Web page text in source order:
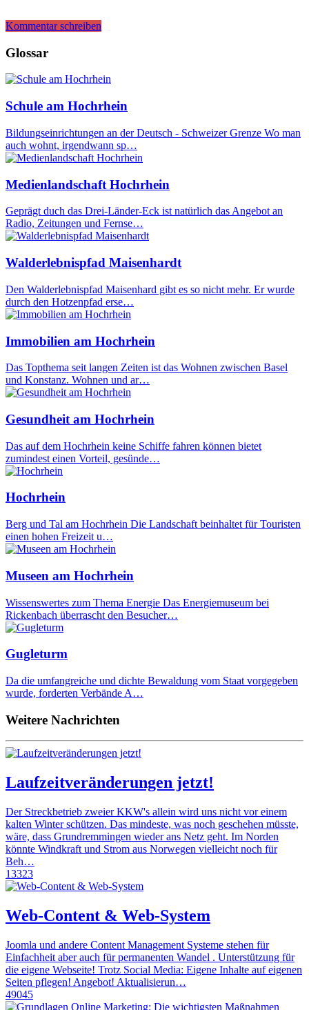
Kommentar schreiben
Glossar
Schule am Hochrhein
Bildungseinrichtungen an der Deutsch - Schweizer Grenze Wo man
auch wohnt, irgendwann sp…
Medienlandschaft Hochrhein
Geprägt duch das Drei-Länder-Eck ist natürlich das Angebot an
Radio, Zeitungen und Fernse…
Walderlebnispfad Maisenhardt
Den Walderlebnispfad Maisenhard gibt es so nicht mehr. Er wurde
durch den Hotzenpfad erse…
Immobilien am Hochrhein
Das Topthema seit langen Zeiten ist das Wohnen zwischen Basel
und Konstanz. Wohnen und ar…
Gesundheit am Hochrhein
Das auf dem Hochrhein keine Schiffe fahren können bietet
zumindest einen Vorteil, gesünde…
Hochrhein
Berg und Tal am Hochrhein Die Landschaft beinhaltet für Touristen
einen hohen Freizeit u…
Museen am Hochrhein
Wissenswertes zum Thema Energie Das Energiemuseum bei
Rickenbach überrascht den Besucher…
Gugleturm
Da die umfangreiche und dichte Bewaldung vom Staat vorgegeben
wurde, forderten Verbände A…
Weitere Nachrichten
Laufzeitveränderungen jetzt!
Der Streckbetrieb zweier KKW's allein wird uns nicht vor einem
kalten Winter schützen. Das mindeste, was noch geschehen müsste,
wäre, dass Grundremmingen wieder ans Netz geht. Im Norden
könnte Windkraft und Strom aus Norwegen vielleicht noch für
Beh…
13323
Web-Content & Web-System
Joomla und andere Content Management Systeme stehen für
Einfachheit aber auch für permanenten Wandel . Unterstützung für
die eigene Webseite! Trotz Social Media: Eigene Inhalte auf eigenen
Seiten pflegen! Angebot! Aktualisierun…
49045